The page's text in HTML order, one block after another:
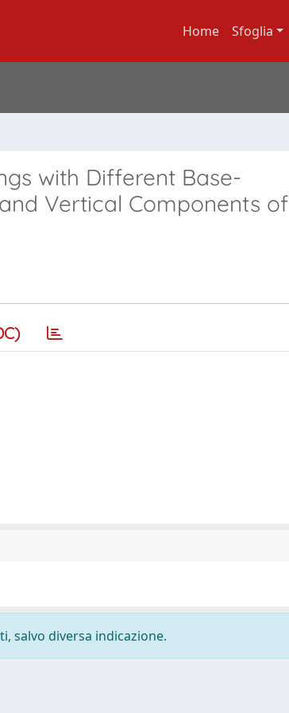
Home Sfoglia
with Different Base-
Vertical Components of
salvo diversa indicazione.